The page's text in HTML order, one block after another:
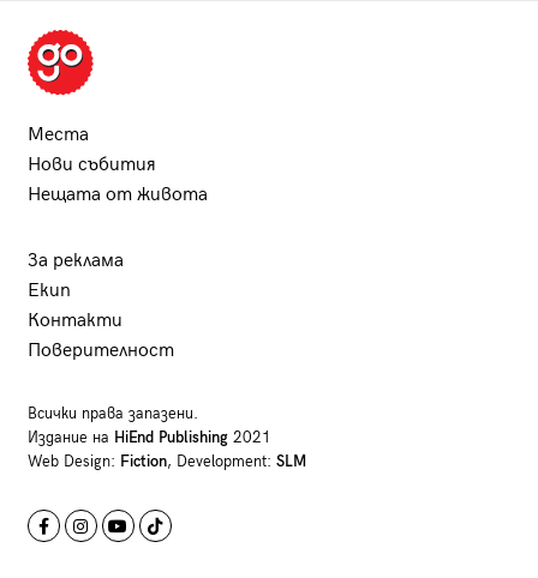
Места
Нови събития
Нещата от живота
За реклама
Екип
Контакти
Поверителност
Всички права запазени.
Издание на HiEnd Publishing2021
Web Design: Fiction, Development: SLM